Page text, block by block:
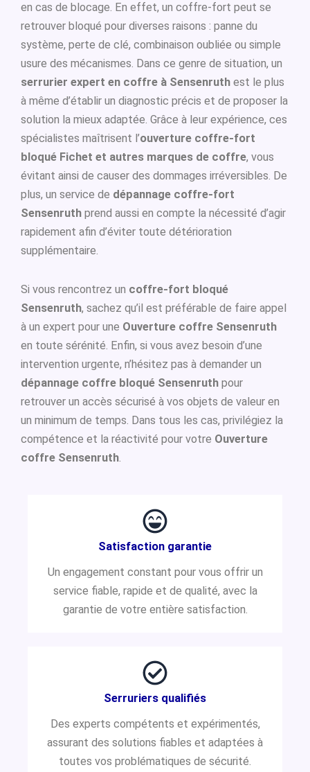
en cas de blocage. En effet, un coffre-fort peut se
retrouver bloqué pour diverses raisons : panne du
système, perte de clé, combinaison oubliée ou simple
usure des mécanismes. Dans ce genre de situation, un
serrurier expert en coffre à Sensenruth est le plus
à même d’établir un diagnostic précis et de proposer la
solution la mieux adaptée. Grâce à leur expérience, ces
spécialistes maîtrisent l’ouverture coffre-fort
bloqué Fichet et autres marques de coffre, vous
évitant ainsi de causer des dommages irréversibles. De
plus, un service de dépannage coffre-fort
Sensenruth prend aussi en compte la nécessité d’agir
rapidement afin d’éviter toute détérioration
supplémentaire.
Si vous rencontrez un coffre-fort bloqué
Sensenruth, sachez qu’il est préférable de faire appel
à un expert pour une Ouverture coffre Sensenruth
en toute sérénité. Enfin, si vous avez besoin d’une
intervention urgente, n’hésitez pas à demander un
dépannage coffre bloqué Sensenruth pour
retrouver un accès sécurisé à vos objets de valeur en
un minimum de temps. Dans tous les cas, privilégiez la
compétence et la réactivité pour votre Ouverture
coffre Sensenruth.
Satisfaction garantie
Un engagement constant pour vous offrir un
service fiable, rapide et de qualité, avec la
garantie de votre entière satisfaction.
Serruriers qualifiés
Des experts compétents et expérimentés,
assurant des solutions fiables et adaptées à
toutes vos problématiques de sécurité.